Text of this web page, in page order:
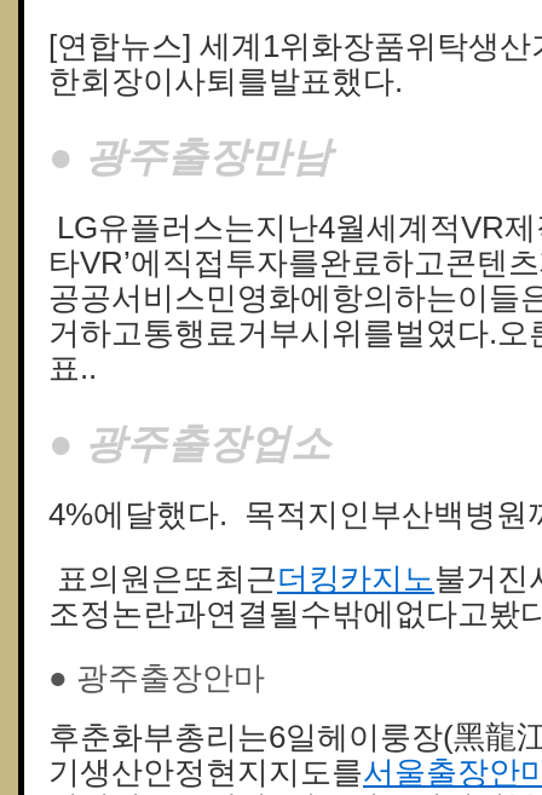
[연합뉴스] 세계1위화장품위탁생
한회장이사퇴를발표했다.
● 광주출장만남
LG유플러스는지난4월세계적VR
타VR’에직접투자를완료하고콘텐
공공서비스민영화에항의하는이들
거하고통행료거부시위를벌였다.
표..
● 광주출장업소
4%에달했다. 목적지인부산백병원
표의원은또최근더킹카지노불거진
조정논란과연결될수밖에없다고봤
● 광주출장안마
후춘화부총리는6일헤이룽장(黑龍
기생산안정현지지도를서울출장안